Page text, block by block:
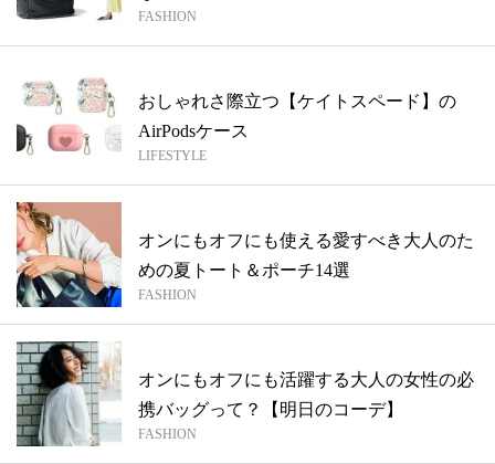
バ...
FASHION
おしゃれさ際立つ【ケイトスペード】の
AirPodsケース
LIFESTYLE
オンにもオフにも使える愛すべき大人のた
めの夏トート＆ポーチ14選
FASHION
オンにもオフにも活躍する大人の女性の必
携バッグって？【明日のコーデ】
FASHION